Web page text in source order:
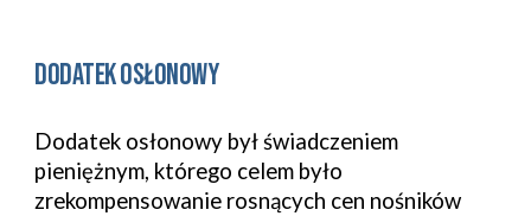
dodatek osłonowy
Dodatek osłonowy był świadczeniem
pieniężnym, którego celem było
zrekompensowanie rosnących cen nośników